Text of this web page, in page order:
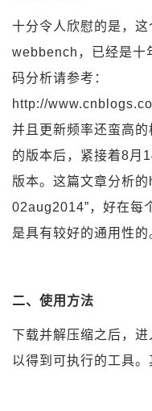
十分令人欣慰的是，
webbench，已经是十
码分析请参考：
http://
并且更新频率还蛮高
的版本后，紧接着8月
版本。这篇文章分析
02aug2014”，好在每
是具有较好的通用性的
二、使用方法
下载并解压缩之后，
以得到可执行的工具。